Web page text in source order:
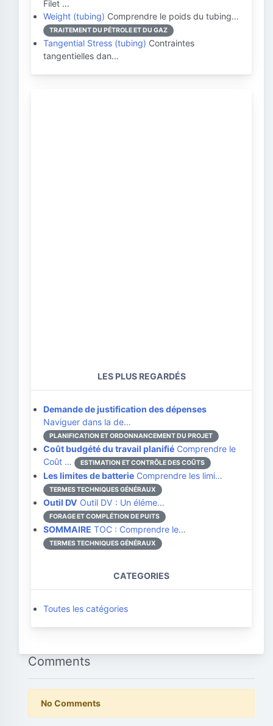
Filet …
Weight (tubing) Comprendre le poids du tubing…
TRAITEMENT DU PÉTROLE ET DU GAZ
Tangential Stress (tubing) Contraintes
tangentielles dan…
LES PLUS REGARDÉS
Demande de justification des dépenses
Naviguer dans la de…
PLANIFICATION ET ORDONNANCEMENT DU PROJET
Coût budgété du travail planifié Comprendre le
Coût …
ESTIMATION ET CONTRÔLE DES COÛTS
Les limites de batterie Comprendre les limi…
TERMES TECHNIQUES GÉNÉRAUX
Outil DV Outil DV : Un éléme…
FORAGE ET COMPLÉTION DE PUITS
SOMMAIRE TOC : Comprendre le…
TERMES TECHNIQUES GÉNÉRAUX
CATEGORIES
Toutes les catégories
Comments
No Comments